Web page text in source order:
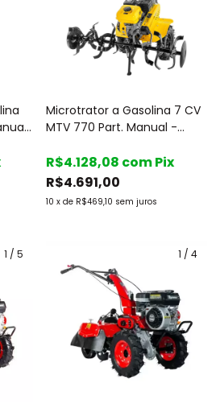
Microtrator a Gasolina 7 CV
MTV 770 Part. Manual -
R$4.691,00
10 x de R$469,10 sem juros
R$4.128,08 comPix
1 / 5 1 / 4